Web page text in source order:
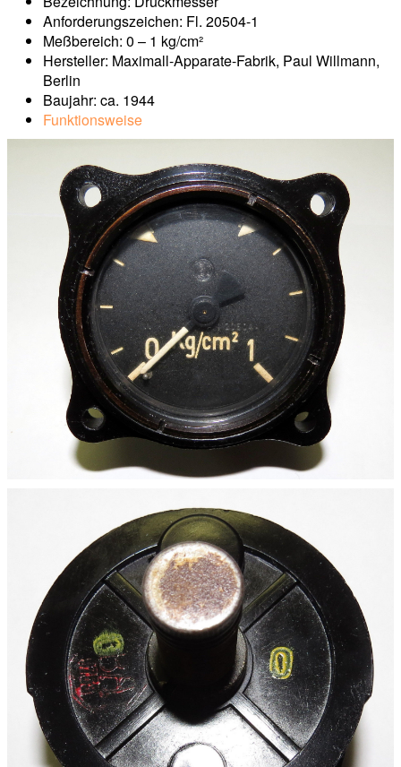
Anforderungszeichen: Fl. 20504-1
Meßbereich: 0 – 1 kg/cm²
Hersteller: Maximall-Apparate-Fabrik, Paul Willmann,
Berlin
Baujahr: ca. 1944
Funktionsweise